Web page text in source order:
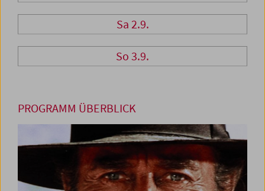
Sa 2.9.
So 3.9.
PROGRAMM ÜBERBLICK